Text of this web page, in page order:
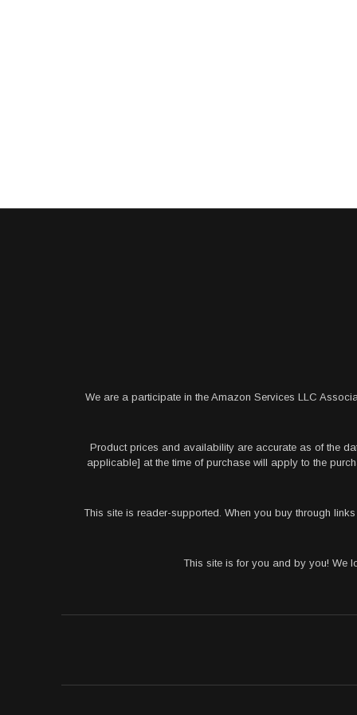
We are a participate in the Amazon Services LLC
Product prices and availability are accurate as of the
applicable] at the time of purchase will apply to the
This site is reader-supported. When you buy through
This site is for you and by you! We